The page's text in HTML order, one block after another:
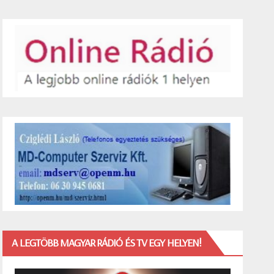
A LEGTÖBB MAGYAR RÁDIÓ ÉS TV EGY HELYEN!